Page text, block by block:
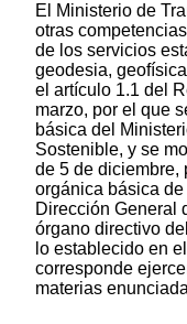
El Ministerio de
otras
de los servicios
geodesia,
el artículo 1.1 del
marzo, por el que
básica del
Sostenible, y se
de 5 de diciembre,
orgánica básica
Dirección General
órgano directivo
lo establecido en
corresponde
materias